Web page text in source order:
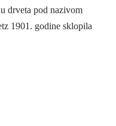
drveta pod nazivom
1901. godine sklopila